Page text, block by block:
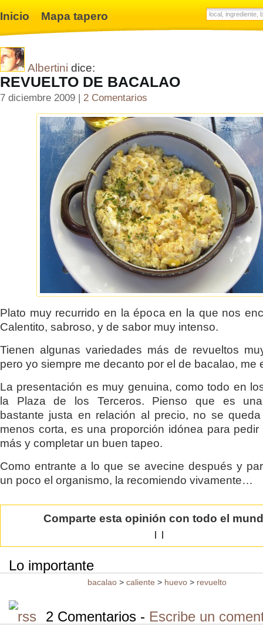
Inicio Mapa tapero
Albertini dice:
REVUELTO DE BACALAO
7 diciembre 2009 | 2 Comentarios
Plato muy recurrido en la época en la que nos
Calentito, sabroso, y de sabor muy intenso.
Tienen algunas variedades más de revueltos
pero yo siempre me decanto por el de bacalao, me
La presentación es muy genuina, como todo en
la Plaza de los Terceros. Pienso que es
bastante justa en relación al precio, no se
menos corta, es una proporción idónea para pedir
más y completar un buen tapeo.
Como entrante a lo que se avecine después y
un poco el organismo, la recomiendo vivamente…
Comparte esta opinión con todo el
| |
Lo importante
bacalao > caliente > huevo > revuelto
2 Comentarios - Escribe un